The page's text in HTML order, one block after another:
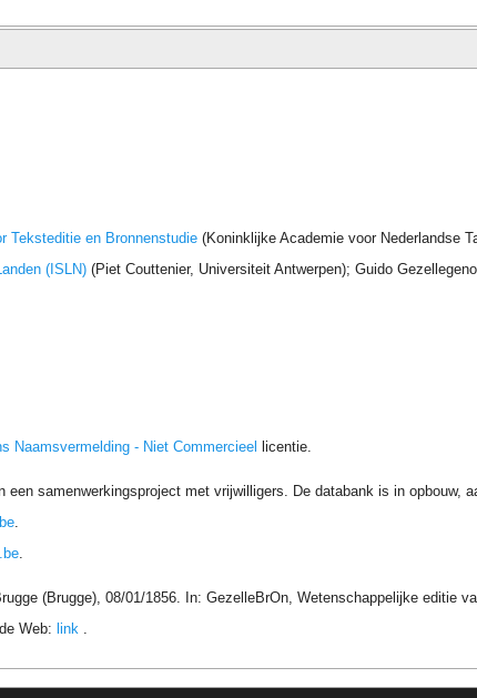
Teksteditie en Bronnenstudie (Koninklijke Academie voor Nederlandse
(ISLN) (Piet Couttenier, Universiteit Antwerpen); Guido
Naamsvermelding - Niet Commercieel licentie.
samenwerkingsproject met vrijwilligers. De databank is in opbouw,
(Brugge), 08/01/1856. In: GezelleBrOn, Wetenschappelijke editie
Web: link